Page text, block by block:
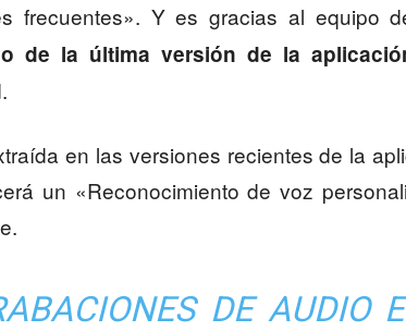
frecuentes». Y es gracias al equipo
de la última versión de la
en las versiones recientes de la
un «Reconocimiento de voz
DE AUDIO